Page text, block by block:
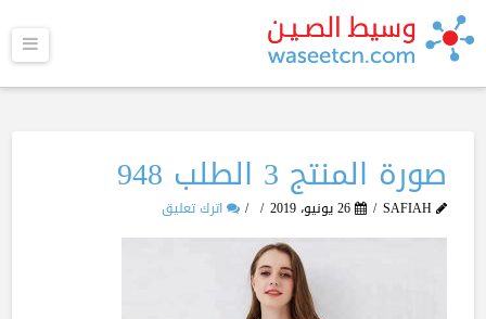
صورة المنتج 3 الطلب 948
SAFIAH 26 يونيو، 2019 اترك تعليق